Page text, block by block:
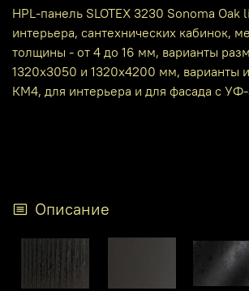
HPL-панель SLOTEX 3230 Sonoma Oak
интерьера, сантехнических кабинок,
толщины - от 4 до 16 мм, варианты
1320х3050 и 1320х4200 мм, варианты
КМ4, для интерьера и для фасада с
Описание